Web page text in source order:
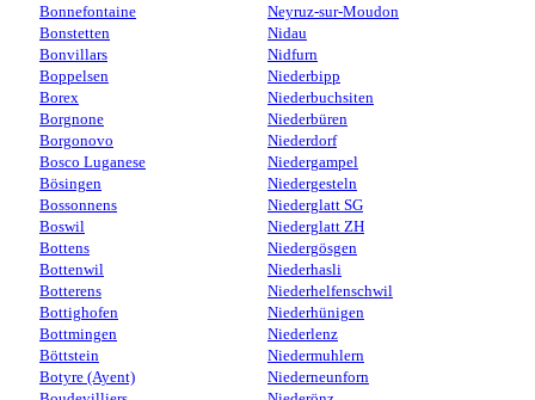
Bonnefontaine
Bonstetten
Bonvillars
Boppelsen
Borex
Borgnone
Borgonovo
Bosco Luganese
Bösingen
Bossonnens
Boswil
Bottens
Bottenwil
Botterens
Bottighofen
Bottmingen
Böttstein
Botyre (Ayent)
Neyruz-sur-Moudon
Nidau
Nidfurn
Niederbipp
Niederbuchsiten
Niederbüren
Niederdorf
Niedergampel
Niedergesteln
Niederglatt SG
Niederglatt ZH
Niedergösgen
Niederhasli
Niederhelfenschwil
Niederhünigen
Niederlenz
Niedermuhlern
Niederneunforn